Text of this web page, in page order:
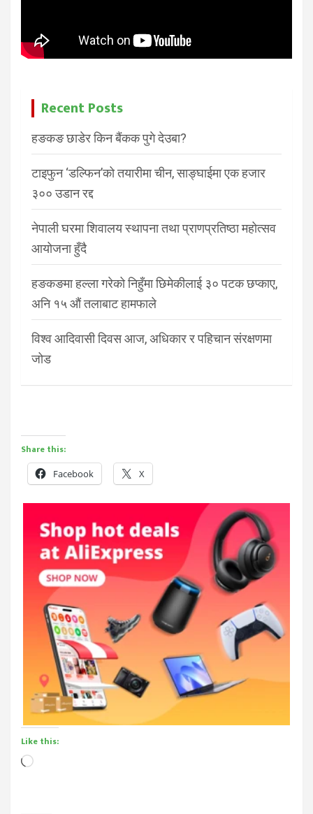
Recent Posts
हङकङ छाडेर किन बैंकक पुगे देउबा?
टाइफुन ‘डल्फिन’को तयारीमा चीन, साङ्घाईमा एक हजार
३०० उडान रद्द
नेपाली घरमा शिवालय स्थापना तथा प्राणप्रतिष्ठा महोत्सव
आयोजना हुँदै
हङकङमा हल्ला गरेको निहुँमा छिमेकीलाई ३० पटक छप्काए,
अनि १५ औं तलाबाट हामफाले
विश्व आदिवासी दिवस आज, अधिकार र पहिचान संरक्षणमा
जोड
Share this:
Facebook X
Like this:
Loading…